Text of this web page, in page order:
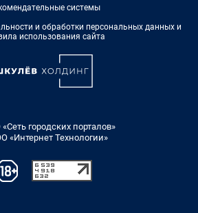
системы
и обработки персональных данных и
использования сайта
городских порталов»
«Интернет Технологии»